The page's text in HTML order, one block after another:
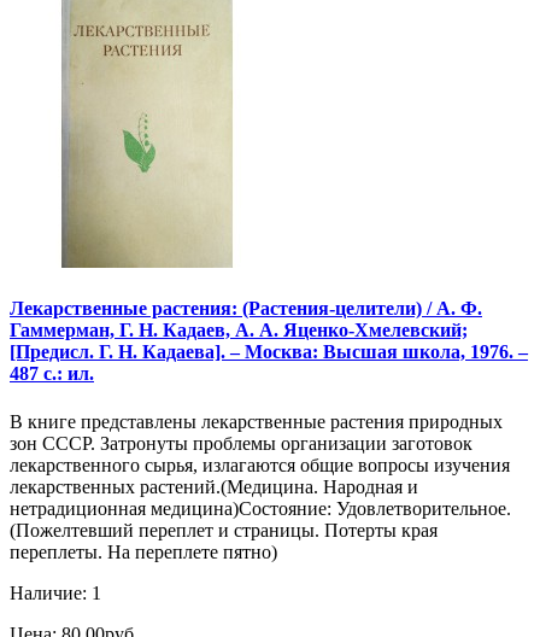
Лекарственные растения: (Растения-целители) / А. Ф.
Гаммерман, Г. Н. Кадаев, А. А. Яценко-Хмелевский;
[Предисл. Г. Н. Кадаева]. – Москва: Высшая школа, 1976. –
487 с.: ил.
В книге представлены лекарственные растения природных
зон СССР. Затронуты проблемы организации заготовок
лекарственного сырья, излагаются общие вопросы изучения
лекарственных растений.(Медицина. Народная и
нетрадиционная медицина)Состояние: Удовлетворительное.
(Пожелтевший переплет и страницы. Потерты края
переплеты. На переплете пятно)
Наличие: 1